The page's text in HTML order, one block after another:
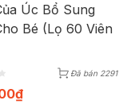
Úc Bổ Sung
Bé (Lọ 60 Viên
Đã bán 2291
₫